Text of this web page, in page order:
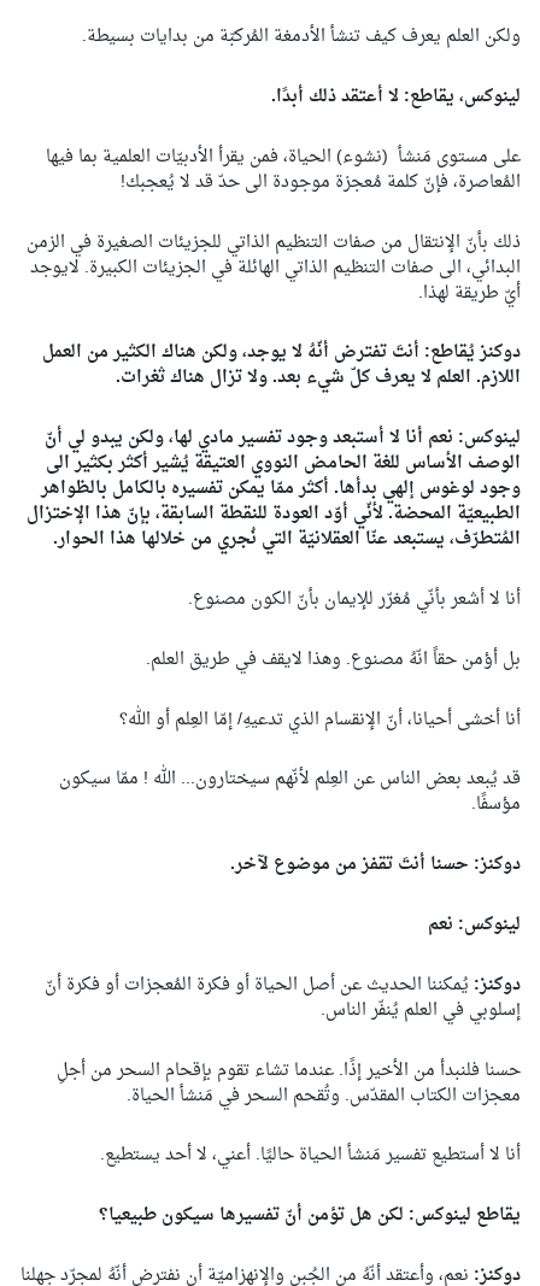
ولكن العلم يعرف كيف تنشأ الأدمغة المُركبّة من بدايات بسيطة.
لينوكس، يقاطع: لا أعتقد ذلك أبدًا.
على مستوى مَنشأ (نشوء) الحياة، فمن يقرأ الأدبيّات العلمية بما فيها
المُعاصرة، فإنّ كلمة مُعجزة موجودة الى حدّ قد لا يُعجبك!
ذلك بأنّ الإنتقال من صفات التنظيم الذاتي للجزيئات الصغيرة في الزمن
البدائي، الى صفات التنظيم الذاتي الهائلة في الجزيئات الكبيرة. لايوجد
أيّ طريقة لهذا.
دوكنز يُقاطع: أنتَ تفترض أنّهُ لا يوجد، ولكن هناك الكثير من العمل
اللازم. العلم لا يعرف كلّ شيء بعد. ولا تزال هناك ثغرات.
لينوكس: نعم أنا لا أستبعد وجود تفسير مادي لها، ولكن يبدو لي أنّ
الوصف الأساس للغة الحامض النووي العتيقة يُشير أكثر بكثير الى
وجود لوغوس إلهي بدأها. أكثر ممّا يمكن تفسيره بالكامل بالظواهر
الطبيعيّة المحضة. لأنّي أوّد العودة للنقطة السابقة، بإنّ هذا الإختزال
المُتطرّف، يستبعد عنّا العقلانيّة التي نُجري من خلالها هذا الحوار.
أنا لا أشعر بأنّي مُغرّر للإيمان بأنّ الكون مصنوع.
بل أؤمن حقاً انّهُ مصنوع. وهذا لايقف في طريق العلم.
أنا أخشى أحيانا، أنّ الإنقسام الذي تدعيهِ/ إمّا العِلم أو الله؟
قد يُبعد بعض الناس عن العِلم لأنّهم سيختارون... الله ! ممّا سيكون
مؤسفًا.
دوكنز: حسنا أنتَ تقفز من موضوع لآخر.
لينوكس: نعم
دوكنز: يُمكننا الحديث عن أصل الحياة أو فكرة المُعجزات أو فكرة أنّ
إسلوبي في العلم يُنفّر الناس.
حسنا فلنبدأ من الأخير إذًا. عندما تشاء تقوم بإقحام السحر من أجلِ
معجزات الكتاب المقدّس. وتُقحم السحر في مَنشأ الحياة.
أنا لا أستطيع تفسير مَنشأ الحياة حاليًا. أعني، لا أحد يستطيع.
يقاطع لينوكس: لكن هل تؤمن أنّ تفسيرها سيكون طبيعيا؟
دوكنز: نعم، وأعتقد أنّهُ من الجُبن والإنهزاميّة أن نفترض أنّهُ لمجرّد جهلنا